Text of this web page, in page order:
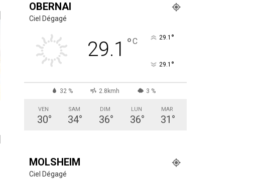
OBERNAI
Ciel Dégagé
29.1 °C 29.1 °
29.1 °
32 % 2.8kmh 3 %
VEN
30°
SAM
34°
DIM
36°
LUN
36°
MAR
31 °
MOLSHEIM
Ciel Dégagé